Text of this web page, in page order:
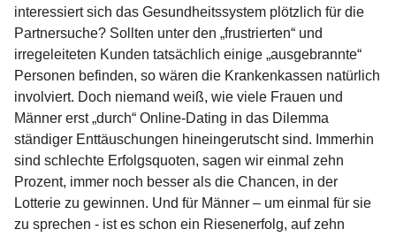
interessiert sich das Gesundheitssystem plötzlich für die
Partnersuche? Sollten unter den „frustrierten“ und
irregeleiteten Kunden tatsächlich einige „ausgebrannte“
Personen befinden, so wären die Krankenkassen natürlich
involviert. Doch niemand weiß, wie viele Frauen und
Männer erst „durch“ Online-Dating in das Dilemma
ständiger Enttäuschungen hineingerutscht sind. Immerhin
sind schlechte Erfolgsquoten, sagen wir einmal zehn
Prozent, immer noch besser als die Chancen, in der
Lotterie zu gewinnen. Und für Männer – um einmal für sie
zu sprechen - ist es schon ein Riesenerfolg, auf zehn